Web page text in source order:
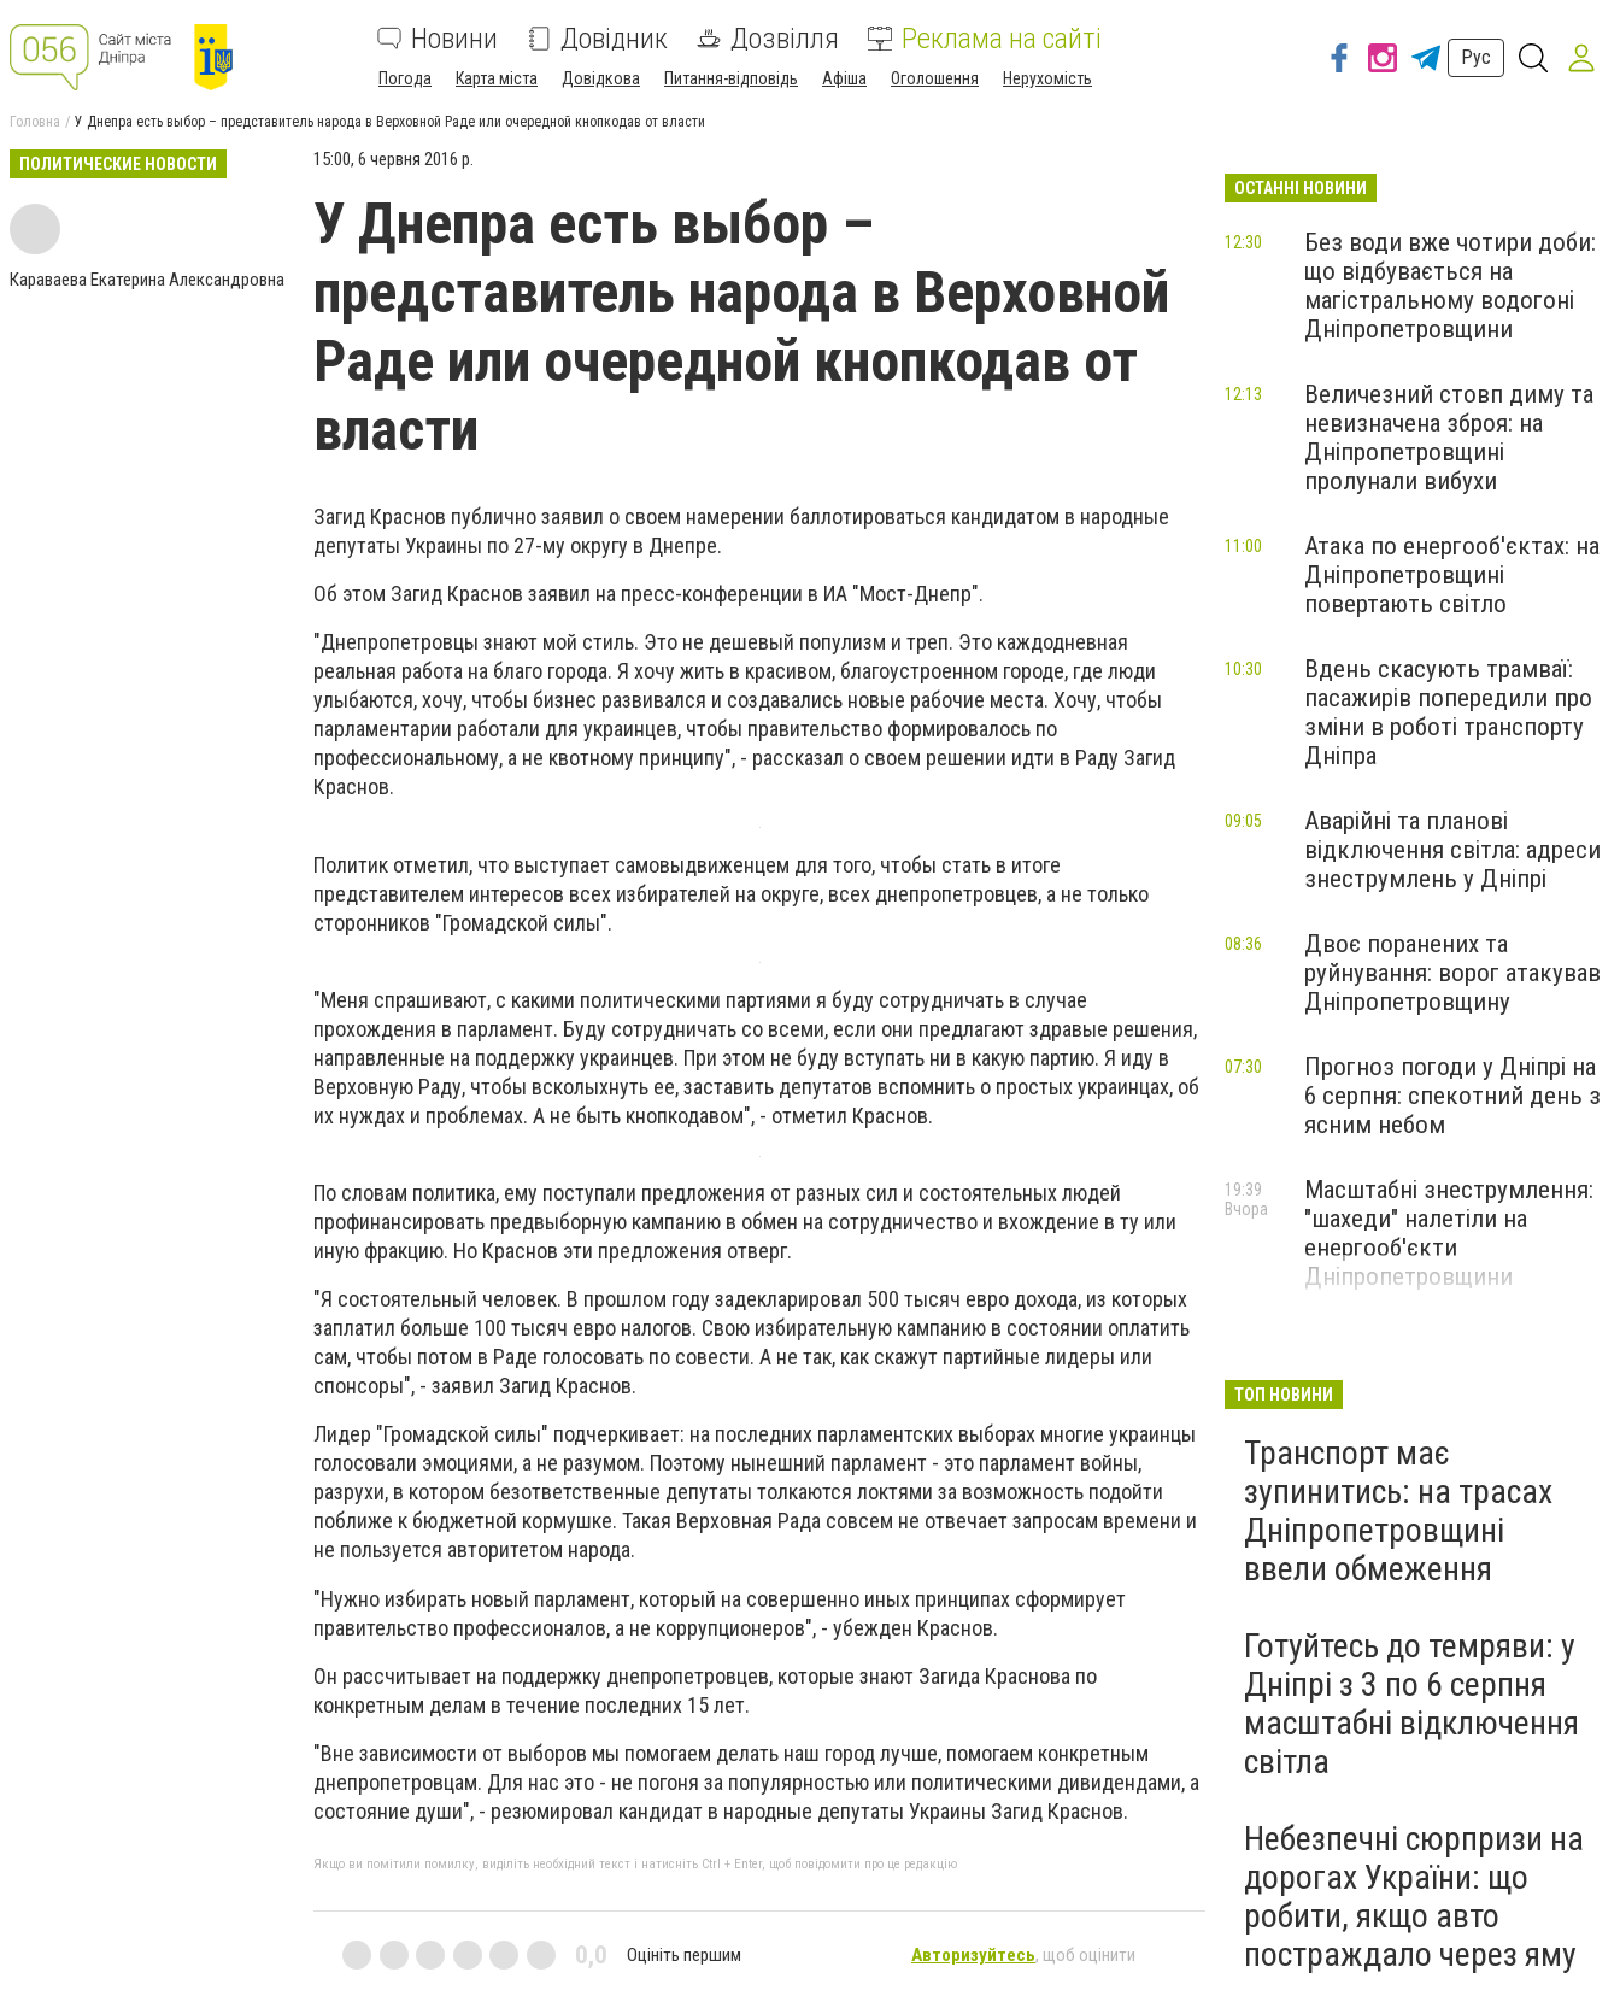
Новини Довідник Дозвілля Реклама на сайті
Погода Карта міста Довідкова Питання-відповідь Афіша Оголошення Нерухомість
Рус
Головна У Днепра есть выбор – представитель народа в Верховной Раде или очередной кнопкодав от власти
ПОЛИТИЧЕСКИЕ НОВОСТИ
Караваева Екатерина Александровна
15:00, 6 червня 2016 р.
У Днепра есть выбор –
представитель народа в Верховной
Раде или очередной кнопкодав от
власти
Загид Краснов публично заявил о своем намерении баллотироваться кандидатом в народные
депутаты Украины по 27-му округу в Днепре.
Об этом Загид Краснов заявил на пресс-конференции в ИА "Мост-Днепр".
"Днепропетровцы знают мой стиль. Это не дешевый популизм и треп. Это каждодневная
реальная работа на благо города. Я хочу жить в красивом, благоустроенном городе, где люди
улыбаются, хочу, чтобы бизнес развивался и создавались новые рабочие места. Хочу, чтобы
парламентарии работали для украинцев, чтобы правительство формировалось по
профессиональному, а не квотному принципу", - рассказал о своем решении идти в Раду Загид
Краснов.
Политик отметил, что выступает самовыдвиженцем для того, чтобы стать в итоге
представителем интересов всех избирателей на округе, всех днепропетровцев, а не только
сторонников "Громадской силы".
"Меня спрашивают, с какими политическими партиями я буду сотрудничать в случае
прохождения в парламент. Буду сотрудничать со всеми, если они предлагают здравые решения,
направленные на поддержку украинцев. При этом не буду вступать ни в какую партию. Я иду в
Верховную Раду, чтобы всколыхнуть ее, заставить депутатов вспомнить о простых украинцах, об
их нуждах и проблемах. А не быть кнопкодавом", - отметил Краснов.
По словам политика, ему поступали предложения от разных сил и состоятельных людей
профинансировать предвыборную кампанию в обмен на сотрудничество и вхождение в ту или
иную фракцию. Но Краснов эти предложения отверг.
"Я состоятельный человек. В прошлом году задекларировал 500 тысяч евро дохода, из которых
заплатил больше 100 тысяч евро налогов. Свою избирательную кампанию в состоянии оплатить
сам, чтобы потом в Раде голосовать по совести. А не так, как скажут партийные лидеры или
спонсоры", - заявил Загид Краснов.
Лидер "Громадской силы" подчеркивает: на последних парламентских выборах многие украинцы
голосовали эмоциями, а не разумом. Поэтому нынешний парламент - это парламент войны,
разрухи, в котором безответственные депутаты толкаются локтями за возможность подойти
поближе к бюджетной кормушке. Такая Верховная Рада совсем не отвечает запросам времени и
не пользуется авторитетом народа.
"Нужно избирать новый парламент, который на совершенно иных принципах сформирует
правительство профессионалов, а не коррупционеров", - убежден Краснов.
Он рассчитывает на поддержку днепропетровцев, которые знают Загида Краснова по
конкретным делам в течение последних 15 лет.
"Вне зависимости от выборов мы помогаем делать наш город лучше, помогаем конкретным
днепропетровцам. Для нас это - не погоня за популярностью или политическими дивидендами, а
состояние души", - резюмировал кандидат в народные депутаты Украины Загид Краснов.
Якщо ви помітили помилку, виділіть необхідний текст і натисніть Ctrl + Enter, щоб повідомити про це редакцію
0,0 Оцініть першим Авторизуйтесь, щоб оцінити
ОСТАННІ НОВИНИ
Без води вже чотири доби:
що відбувається на
магістральному водогоні
Дніпропетровщини
12:30
Величезний стовп диму та
невизначена зброя: на
Дніпропетровщині
пролунали вибухи
12:13
Атака по енергооб'єктах: на
Дніпропетровщині
повертають світло
11:00
Вдень скасують трамваї:
пасажирів попередили про
зміни в роботі транспорту
Дніпра
10:30
Аварійні та планові
відключення світла: адреси
знеструмлень у Дніпрі
09:05
Двоє поранених та
руйнування: ворог атакував
Дніпропетровщину
08:36
Прогноз погоди у Дніпрі на
6 серпня: спекотний день з
ясним небом
07:30
Масштабні знеструмлення:
"шахеди" налетіли на
енергооб'єкти
Дніпропетровщини
19:39
Вчора
ТОП НОВИНИ
Транспорт має
зупинитись: на трасах
Дніпропетровщині
ввели обмеження
Готуйтесь до темряви: у
Дніпрі з 3 по 6 серпня
масштабні відключення
світла
Небезпечні сюрпризи на
дорогах України: що
робити, якщо авто
постраждало через яму